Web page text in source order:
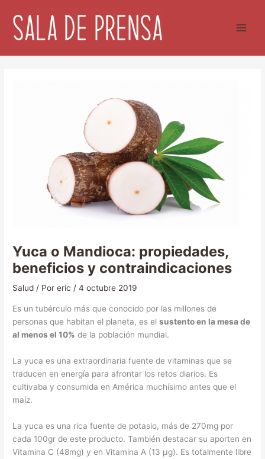
contenido
Yuca o Mandioca: propiedades,
beneficios y contraindicaciones
Salud / Poreric /4 octubre 2019
Es un tubérculo más que conocido por las millones de
personas que habitan el planeta, es elsustento en la mesa de
al menos el 10% de la población mundial.
La yuca es una extraordinaria fuente de vitaminas que se
traducen en energía para afrontar los retos diarios. Es
cultivaba y consumida en América muchísimo antes que el
maíz.
La yuca es una rica fuente de potasio, más de 270mg por
cada 100gr de este producto. También destacar su aporten en
Vitamina C (48mg) y en Vitamina A (13 μg). Es totalmente libre